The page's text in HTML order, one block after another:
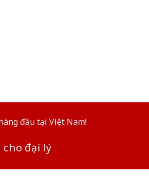
đầu tại Việt Nam!
đại lý